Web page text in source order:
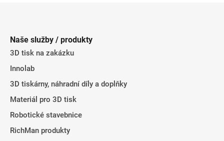
Naše služby / produkty
3D tisk na zakázku
Innolab
3D tiskárny, náhradní díly a doplňky
Materiál pro 3D tisk
Robotické stavebnice
RichMan produkty